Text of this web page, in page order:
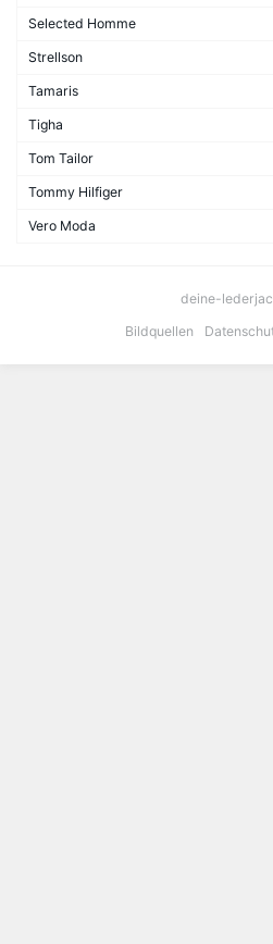
Selected Homme
Strellson
Tamaris
Tigha
Tom Tailor
Tommy Hilfiger
Vero Moda
deine-
Bildquellen